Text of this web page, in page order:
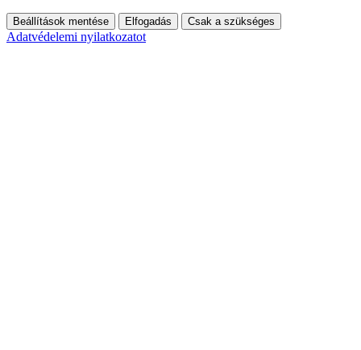
Beállítások mentése Elfogadás Csak a szükséges
Adatvédelemi nyilatkozatot